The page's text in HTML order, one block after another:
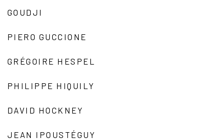
GOUDJI
PIERO GUCCIONE
GRÉGOIRE HESPEL
PHILIPPE HIQUILY
DAVID HOCKNEY
JEAN IPOUSTÉGUY